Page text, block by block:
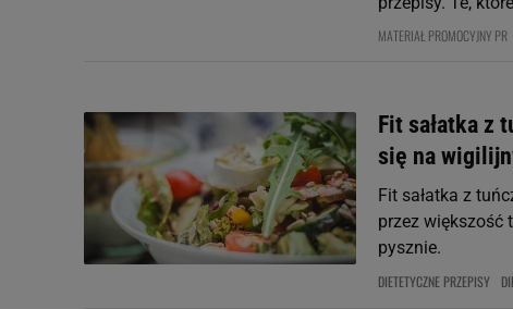
MATERIAŁ PROMOCYJNY PR
Fit sałatka z
się na
Fit sałatka z
przez większość
pysznie.
DIETETYCZNE PRZEPISY